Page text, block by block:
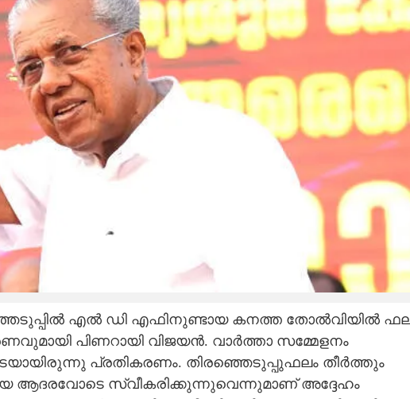
എൽ ഡി എഫിനുണ്ടായ കനത്ത താേൽവിയിൽ
പിണറായി വിജയൻ. വാർത്താ സമ്മേളനം
പ്രതികരണം. തിരഞ്ഞെടുപ്പുഫലം തീർത്തും
ആദരവോടെ സ്വീകരിക്കുന്നുവെന്നുമാണ് അദ്ദേഹം